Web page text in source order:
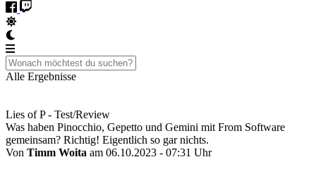
Alle Ergebnisse
Lies of P - Test/Review
Was haben Pinocchio, Gepetto und Gemini mit From Software
gemeinsam? Richtig! Eigentlich so gar nichts.
Von Timm Woita am 06.10.2023 - 07:31 Uhr